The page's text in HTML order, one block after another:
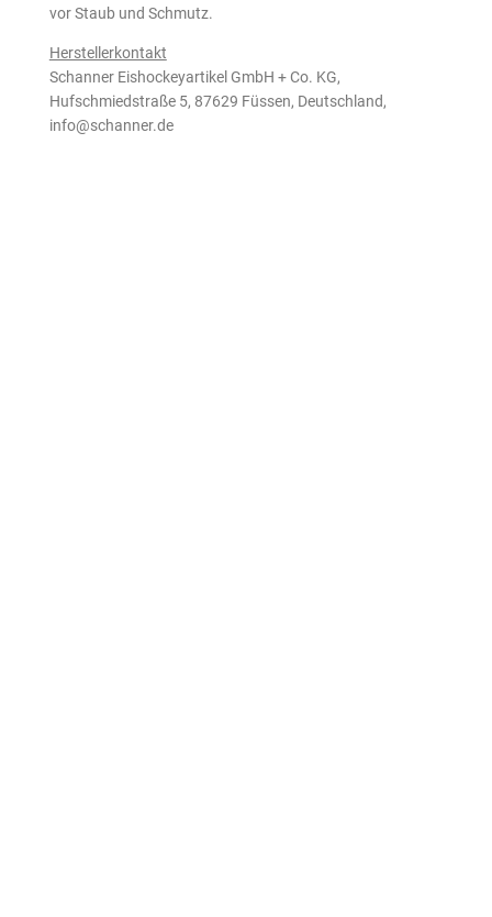
vor Staub und Schmutz.
Herstellerkontakt
Schanner Eishockeyartikel GmbH + Co. KG,
Hufschmiedstraße 5, 87629 Füssen, Deutschland,
info@schanner.de